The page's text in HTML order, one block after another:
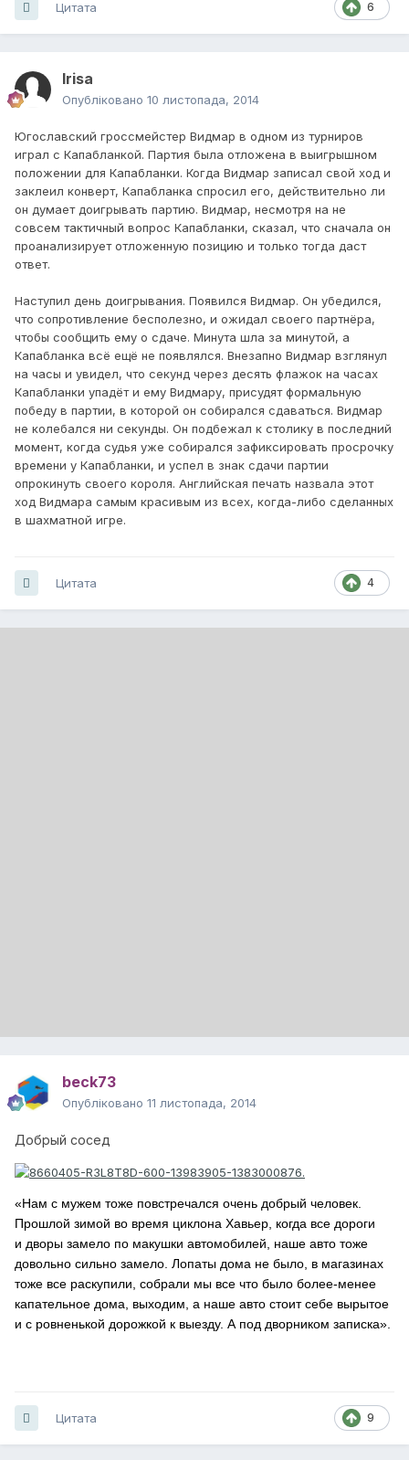
6
Цитата
Irisa
Опубліковано 10 листопада, 2014
Югославский гроссмейстер Видмар в одном из турниров
играл с Капабланкой. Партия была отложена в выигрышном
положении для Капабланки. Когда Видмар записал свой ход и
заклеил конверт, Капабланка спросил его, действительно ли
он думает доигрывать партию. Видмар, несмотря на не
совсем тактичный вопрос Капабланки, сказал, что сначала он
проанализирует отложенную позицию и только тогда даст
ответ.
Наступил день доигрывания. Появился Видмар. Он убедился,
что сопротивление бесполезно, и ожидал своего партнёра,
чтобы сообщить ему о сдаче. Минута шла за минутой, а
Капабланка всё ещё не появлялся. Внезапно Видмар взглянул
на часы и увидел, что секунд через десять флажок на часах
Капабланки упадёт и ему Видмару, присудят формальную
победу в партии, в которой он собирался сдаваться. Видмар
не колебался ни секунды. Он подбежал к столику в последний
момент, когда судья уже собирался зафиксировать просрочку
времени у Капабланки, и успел в знак сдачи партии
опрокинуть своего короля. Английская печать назвала этот
ход Видмара самым красивым из всех, когда-либо сделанных
в шахматной игре.
4
Цитата
beck73
Опубліковано 11 листопада, 2014
Добрый сосед
«Нам с мужем тоже повстречался очень добрый человек.
Прошлой зимой во время циклона Хавьер, когда все дороги
и дворы замело по макушки автомобилей, наше авто тоже
довольно сильно замело. Лопаты дома не было, в магазинах
тоже все раскупили, собрали мы все что было более-менее
капательное дома, выходим, а наше авто стоит себе вырытое
и с ровненькой дорожкой к выезду. А под дворником записка».
9
Цитата